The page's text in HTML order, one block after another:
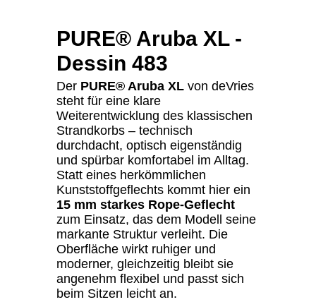
PURE® Aruba XL -
Dessin 483
Der PURE® Aruba XL von deVries
steht für eine klare
Weiterentwicklung des klassischen
Strandkorbs – technisch
durchdacht, optisch eigenständig
und spürbar komfortabel im Alltag.
Statt eines herkömmlichen
Kunststoffgeflechts kommt hier ein
15 mm starkes Rope-Geflecht
zum Einsatz, das dem Modell seine
markante Struktur verleiht. Die
Oberfläche wirkt ruhiger und
moderner, gleichzeitig bleibt sie
angenehm flexibel und passt sich
beim Sitzen leicht an.